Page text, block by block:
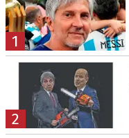
1
2